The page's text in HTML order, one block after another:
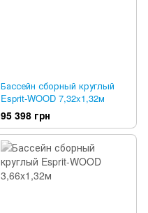
Бассейн сборный круглый
Esprit-WOOD 7,32x1,32м
95 398 грн